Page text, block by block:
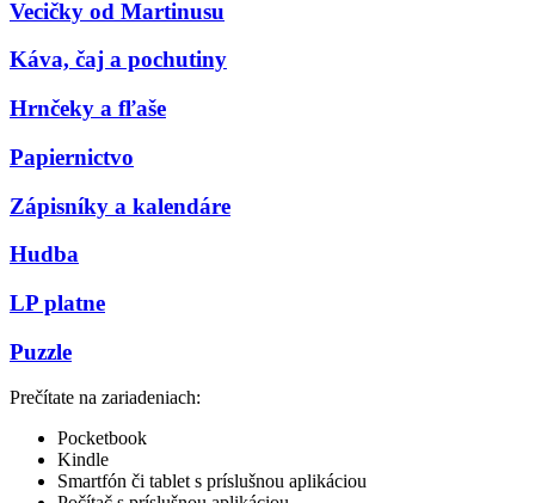
Vecičky od Martinusu
Káva, čaj a pochutiny
Hrnčeky a fľaše
Papiernictvo
Zápisníky a kalendáre
Hudba
LP platne
Puzzle
Prečítate na zariadeniach:
Pocketbook
Kindle
Smartfón či tablet s príslušnou aplikáciou